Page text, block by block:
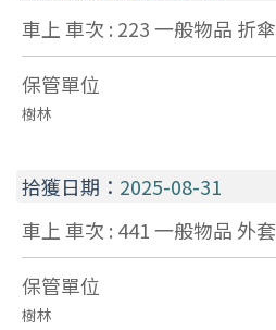
車上 車次 : 223一般物品 折傘
保管單位
樹林
拾獲日期： 2025-08-31
車上 車次 : 441一般物品 外套
保管單位
樹林